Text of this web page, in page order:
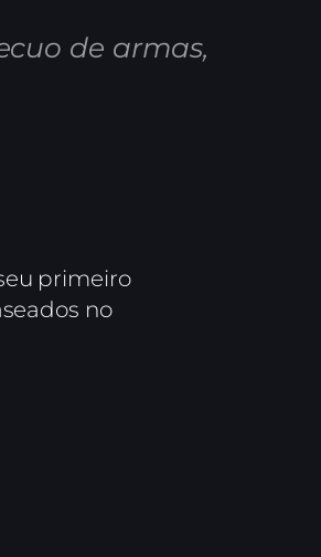
de armas,
primeiro
no